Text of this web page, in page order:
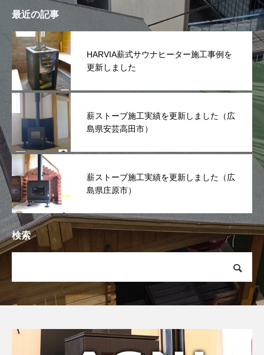
最近の記事
HARVIA薪式サウナヒーター施工事例を
更新しました
薪ストーブ施工実績を更新しました（広
島県安芸高田市）
薪ストーブ施工実績を更新しました（広
島県庄原市）
検索